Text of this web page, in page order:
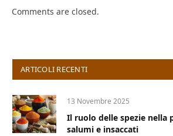
Comments are closed.
ARTICOLI RECENTI
13 Novembre 2025
Il ruolo delle spezie nella
salumi e insaccati